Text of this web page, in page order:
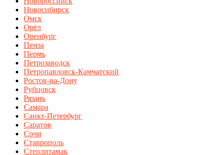
Новосибирск
Омск
Орёл
Оренбург
Пенза
Пермь
Петрозаводск
Петропавловск-Камчатский
Ростов-на-Дону
Рубцовск
Рязань
Самара
Санкт-Петербург
Саратов
Сочи
Ставрополь
Стерлитамак